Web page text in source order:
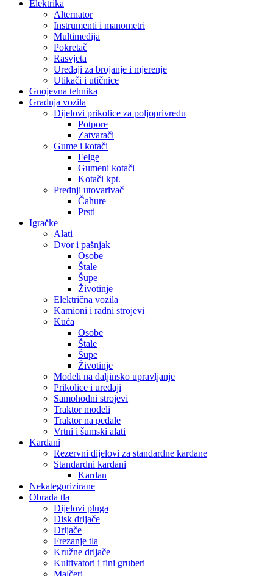
Elektrika
Alternator
Instrumenti i manometri
Multimedija
Pokretač
Rasvjeta
Uređaji za brojanje i mjerenje
Utikači i utičnice
Gnojevna tehnika
Gradnja vozila
Dijelovi prikolice za poljoprivredu
Potpore
Zatvarači
Gume i kotači
Felge
Gumeni kotači
Kotači kpt.
Prednji utovarivač
Čahure
Prsti
Igračke
Alati
Dvor i pašnjak
Osobe
Štale
Šupe
Životinje
Električna vozila
Kamioni i radni strojevi
Kuća
Osobe
Štale
Šupe
Životinje
Modeli na daljinsko upravljanje
Prikolice i uređaji
Samohodni strojevi
Traktor modeli
Traktor na pedale
Vrtni i šumski alati
Kardani
Rezervni dijelovi za standardne kardane
Standardni kardani
Kardan
Nekategorizirane
Obrada tla
Dijelovi pluga
Disk drljače
Drljače
Frezanje tla
Kružne drljače
Kultivatori i fini gruberi
Malčeri